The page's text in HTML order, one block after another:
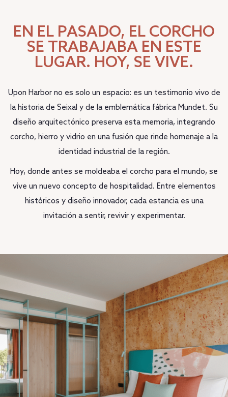
EN EL PASADO, EL CORCHO
SE TRABAJABA EN ESTE
LUGAR. HOY, SE VIVE.
Upon Harbor no es solo un espacio: es un testimonio vivo de
la historia de Seixal y de la emblemática fábrica Mundet. Su
diseño arquitectónico preserva esta memoria, integrando
corcho, hierro y vidrio en una fusión que rinde homenaje a la
identidad industrial de la región.
Hoy, donde antes se moldeaba el corcho para el mundo, se
vive un nuevo concepto de hospitalidad. Entre elementos
históricos y diseño innovador, cada estancia es una
invitación a sentir, revivir y experimentar.